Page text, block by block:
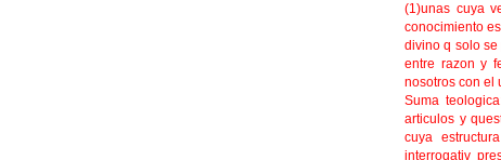
(1)unas cuya
conocimiento
divino q solo
entre razon y
nosotros con el
Suma
articulos y
cuya
interrogativ